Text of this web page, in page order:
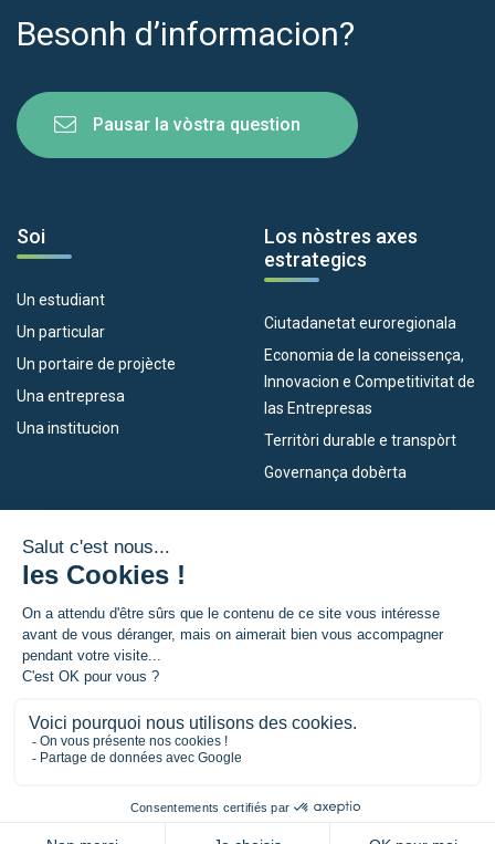
Besonh d’informacion?
Pausar la vòstra question
Soi
Un estudiant
Un particular
Un portaire de projècte
Una entrepresa
Una institucion
Los nòstres axes
estrategics
Ciutadanetat euroregionala
Economia de la coneissença,
Innovacion e Competitivitat de
las Entrepresas
Territòri durable e transpòrt
Governança dobèrta
Los nòstres dispositius
Eskola Futura
TRANSFERMUGA-RREKIN
Actualitats
© Euroregion Nouvelle-Aquitaine Euskadi Navarra |Mencions legalas